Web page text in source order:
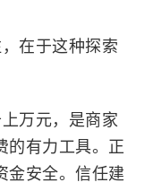
在于这种探索
万元，是商家
的有力工具。正
金安全。信任建